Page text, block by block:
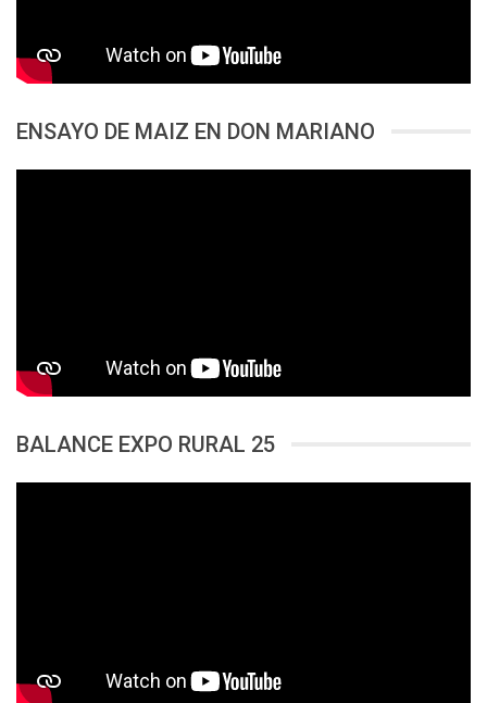
ENSAYO DE MAIZ EN DON MARIANO
BALANCE EXPO RURAL 25